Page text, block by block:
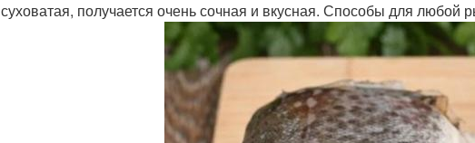
суховатая, получается очень сочная и вкусная. Способы для любой